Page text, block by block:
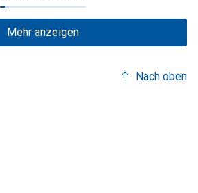
Mehr anzeigen
Nach oben